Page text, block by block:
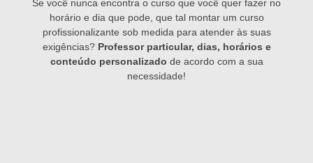
Se você nunca encontra o curso que você quer fazer no
horário e dia que pode, que tal montar um curso
profissionalizante sob medida para atender às suas
exigências? Professor particular, dias, horários e
conteúdo personalizado de acordo com a sua
necessidade!